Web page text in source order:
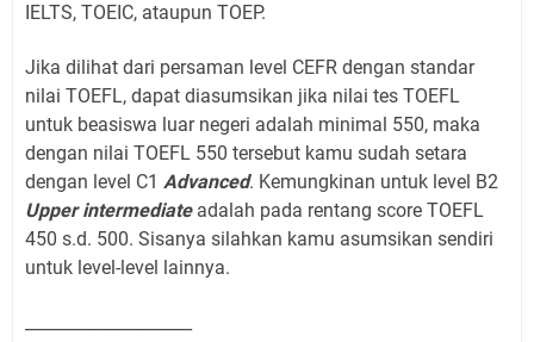
IELTS, TOEIC, ataupun TOEP.
Jika dilihat dari persaman level CEFR dengan standar
nilai TOEFL, dapat diasumsikan jika nilai tes TOEFL
untuk beasiswa luar negeri adalah minimal 550, maka
dengan nilai TOEFL 550 tersebut kamu sudah setara
dengan level C1 Advanced. Kemungkinan untuk level B2
Upper intermediateadalah pada rentang score TOEFL
450 s.d. 500. Sisanya silahkan kamu asumsikan sendiri
untuk level-level lainnya.